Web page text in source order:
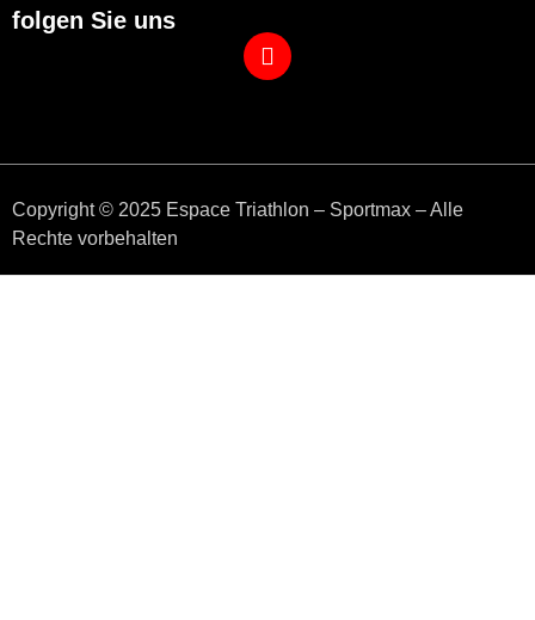
folgen Sie uns
Copyright © 2025 Espace Triathlon – Sportmax – Alle
Rechte vorbehalten